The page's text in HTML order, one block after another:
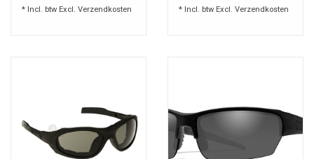
* Incl. btw Excl. Verzendkosten * Incl. btw Excl. Verzendkosten